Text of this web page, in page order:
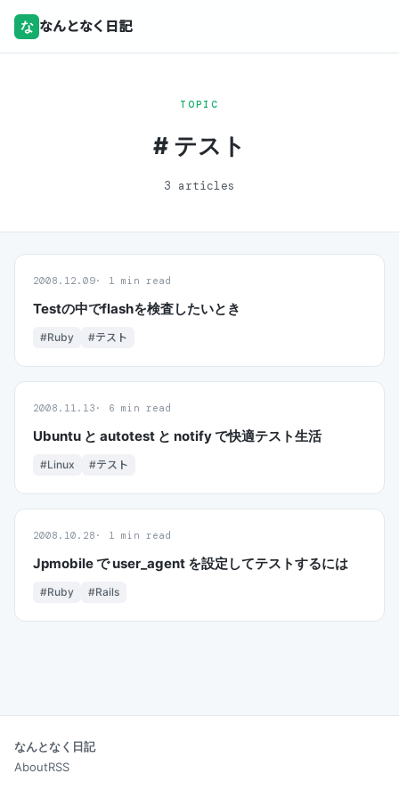
な なんとなく日記
TOPIC
# テスト
3 articles
2008.12.09 1 min read
Testの中でflashを検査したいとき
#Ruby #テスト
2008.11.13 6 min read
Ubuntu と autotest と notify で快適テスト生活
#Linux #テスト
2008.10.28 1 min read
Jpmobile で user_agent を設定してテストするには
#Ruby #Rails
なんとなく日記
AboutRSS